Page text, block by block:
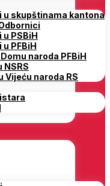
u skupštinama kantona
PSBiH
PFBiH
naroda PFBiH
NSRS
Vijeću naroda RS